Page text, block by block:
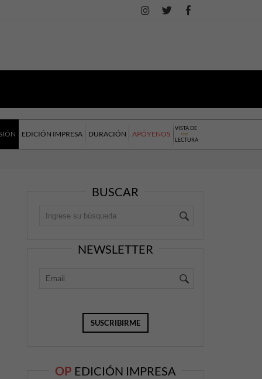
EDICIÓN IMPRESA DURACIÓN APÓYENOS
VISTA DE
LECTURA
BUSCAR
NEWSLETTER
OP EDICIÓN IMPRESA